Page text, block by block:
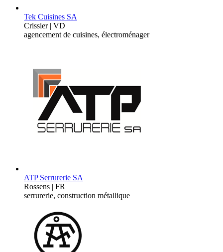
Tek Cuisines SA
Crissier | VD
agencement de cuisines, électroménager
ATP Serrurerie SA
Rossens | FR
serrurerie, construction métallique